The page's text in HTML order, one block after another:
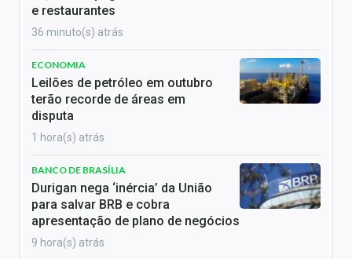
e restaurantes
36 minuto(s) atrás
ECONOMIA
Leilões de petróleo em outubro
terão recorde de áreas em
disputa
1 hora(s) atrás
BANCO DE BRASÍLIA
Durigan nega ‘inércia’ da União
para salvar BRB e cobra
apresentação de plano de negócios
9 hora(s) atrás